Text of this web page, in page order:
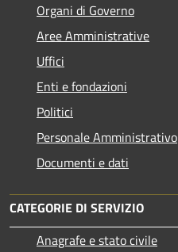
Organi di Governo
Aree Amministrative
Uffici
Enti e fondazioni
Politici
Personale Amministrativo
Documenti e dati
CATEGORIE DI SERVIZIO
Anagrafe e stato civile